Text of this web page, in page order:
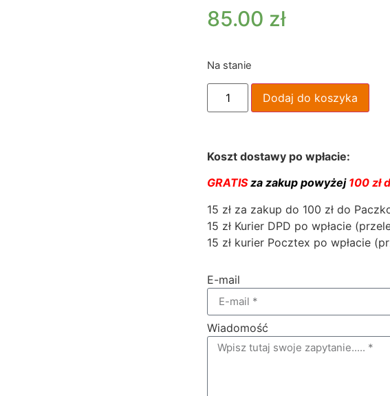
85.00 zł
Na stanie
Dodaj do koszyka
Koszt dostawy po wpłacie:
GRATISza zakup powyżej100 zł
15 zł za zakup do 100 zł do
15 zł Kurier DPD po wpłacie
15 zł kurier Pocztex po wpłacie
E-mail
Wiadomość